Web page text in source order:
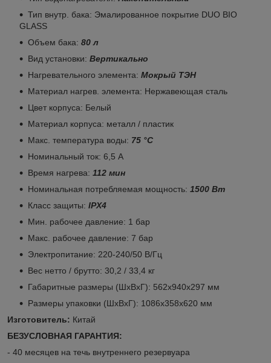
Тип внутр. бака: Эмалированное покрытие DUO BIO
GLASS
Объем бака: 80 л
Вид установки: Вертикально
Нагревательного элемента: Мокрый ТЭН
Материал нагрев. элемента: Нержавеющая сталь
Цвет корпуса: Белый
Материал корпуса: металл / пластик
Макс. температура воды: 75 °С
Номинальный ток: 6,5 А
Время нагрева: 112 мин
Номинальная потребляемая мощность: 1500 Вт
Класс защиты: IPХ4
Мин. рабочее давление: 1 бар
Макс. рабочее давление: 7 бар
Электропитание: 220-240/50 В/Гц
Вес нетто / брутто: 30,2 / 33,4 кг
Габаритные размеры (ШхВхГ): 562х940х297 мм
Размеры упаковки (ШхВхГ): 1086х358х620 мм
Изготовитель: Китай
БЕЗУСЛОВНАЯ ГАРАНТИЯ:
- 40 месяцев на течь внутреннего резервуара